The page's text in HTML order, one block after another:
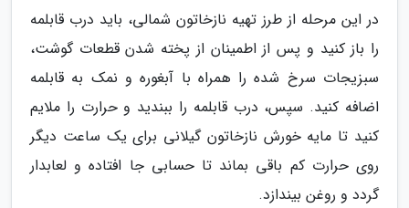
در این مرحله از طرز تهیه نازخاتون شمالی، باید درب قابلمه
را باز کنید و پس از اطمینان از پخته شدن قطعات گوشت،
سبزیجات سرخ شده را همراه با آبغوره و نمک به قابلمه
اضافه کنید. سپس، درب قابلمه را ببندید و حرارت را ملایم
کنید تا مایه خورش نازخاتون گیلانی برای یک ساعت دیگر
روی حرارت کم باقی بماند تا حسابی جا افتاده و لعابدار
گردد و روغن بیندازد.